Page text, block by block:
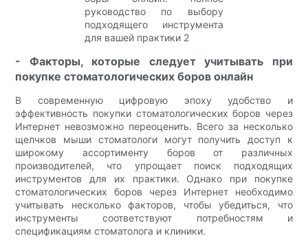
- Факторы, которые следует учитывать при
покупке стоматологических боров онлайн
В современную цифровую эпоху удобство и
эффективность покупки стоматологических боров через
Интернет невозможно переоценить. Всего за несколько
щелчков мыши стоматологи могут получить доступ к
широкому ассортименту боров от различных
производителей, что упрощает поиск подходящих
инструментов для их практики. Однако при покупке
стоматологических боров через Интернет необходимо
учитывать несколько факторов, чтобы убедиться, что
инструменты соответствуют потребностям и
спецификациям стоматолога и клиники.